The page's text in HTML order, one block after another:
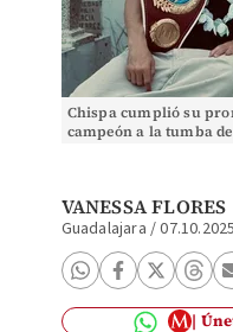
Chispa cumplió su
campeón a la tumba
VANESSA FLORES
Guadalajara /